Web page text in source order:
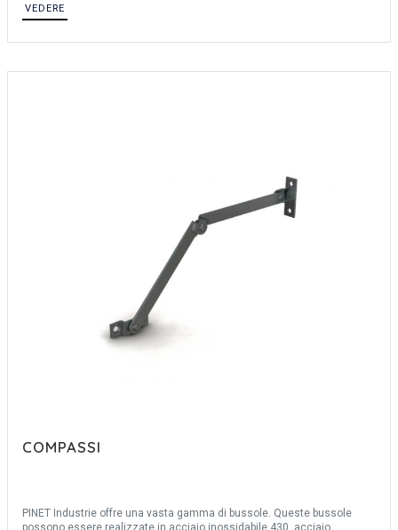
VEDERE
COMPASSI
PINET Industrie offre una vasta gamma di bussole. Queste bussole